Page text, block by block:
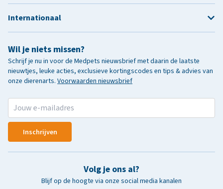
Wil je niets missen?
Schrijf je nu in voor de Medpets nieuwsbrief met daarin de laatste
nieuwtjes, leuke acties, exclusieve kortingscodes en tips & advies van
onze dierenarts. Voorwaarden nieuwsbrief
Inschrijven
Volg je ons al?
Blijf op de hoogte via onze social media kanalen
Internationaal